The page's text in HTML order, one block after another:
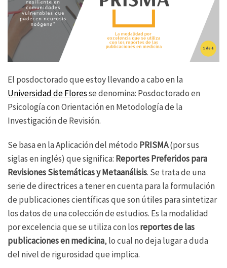
El posdoctorado que estoy llevando a cabo en la
Universidad de Floresse denomina: Posdoctorado en
Psicología con Orientación en Metodología de la
Investigación de Revisión.
Se basa en la Aplicación del método PRISMA(por sus
siglas en inglés) que significa: Reportes Preferidos para
Revisiones Sistemáticas y Metaanálisis. Se trata de una
serie de directrices a tener en cuenta para la formulación
de publicaciones científicas que son útiles para sintetizar
los datos de una colección de estudios. Es la modalidad
por excelencia que se utiliza con los reportes de las
publicaciones en medicina, lo cual no deja lugar a duda
del nivel de rigurosidad que implica.